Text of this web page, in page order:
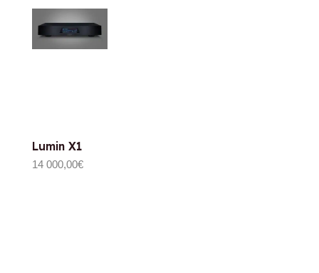
Lumin X1
14 000,00€